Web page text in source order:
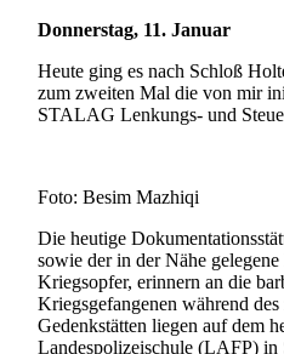
Donnerstag, 11. Januar
Heute ging es nach Schloß
zum zweiten Mal die von mir
STALAG Lenkungs- und
Foto: Besim Mazhiqi
Die heutige
sowie der in der Nähe
Kriegsopfer, erinnern an die
Kriegsgefangenen während
Gedenkstätten liegen auf dem
Landespolizeischule (LAFP)